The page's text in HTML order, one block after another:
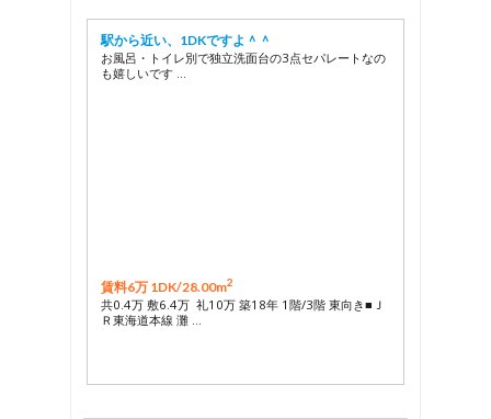
駅から近い、1DKですよ＾＾
お風呂・トイレ別で独立洗面台の3点セパレートなの
も嬉しいです …
賃料6万 1DK/28.00m2
共0.4万 敷6.4万 礼10万 築18年 1階/3階 東向き■Ｊ
Ｒ東海道本線 灘 …